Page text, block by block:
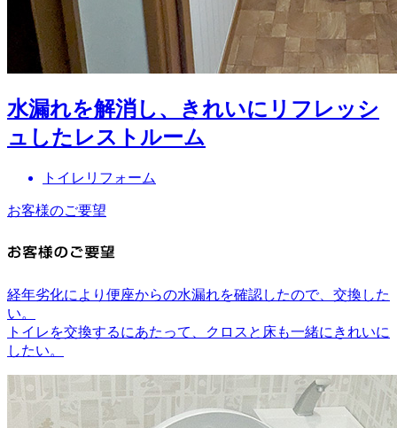
水漏れを解消し、きれいにリフレッシ
ュしたレストルーム
トイレリフォーム
お客様のご要望
経年劣化により便座からの水漏れを確認したので、交換した
い。
トイレを交換するにあたって、クロスと床も一緒にきれいに
したい。